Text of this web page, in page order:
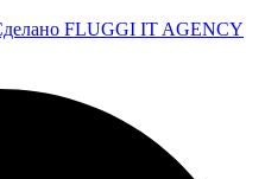
FLUGGI IT AGENCY